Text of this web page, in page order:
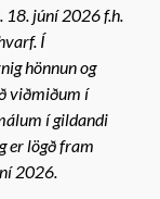
18. júní 2026 f.h.
Í
hönnun og
viðmiðum í
í gildandi
er lögð fram
2026.